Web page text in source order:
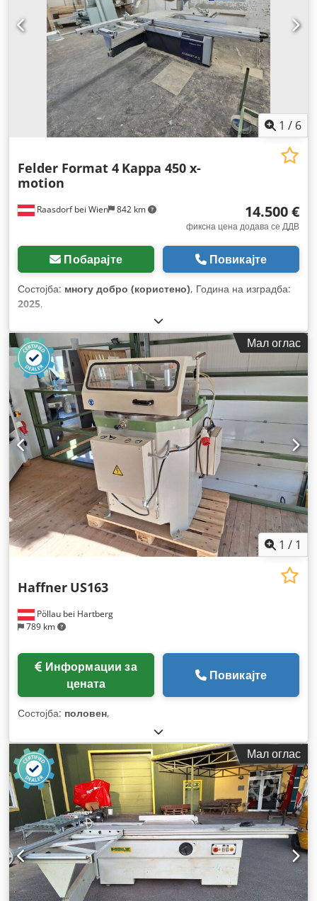
1 / 6
Raasdorf bei Wien 842 km
Felder Format 4 Kappa 450 x-
motion
14.500 €
фиксна цена додава се ДДВ
Побарајте Повикајте
Состојба: многу добро (користено), Година на изградба:
2025,
Мал оглас
1 / 1
Pöllau bei Hartberg
789 km
Haffner US163
цената
Повикајте
Состојба: половен,
Мал оглас